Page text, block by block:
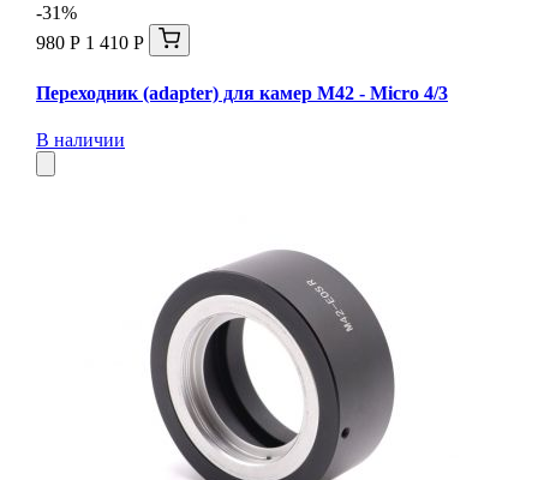
-31%
980 Р 1 410 Р
Переходник (adapter) для камер М42 - Micro 4/3
В наличии